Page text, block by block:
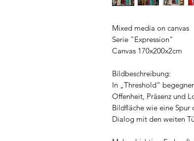
Mixed media on canvas
Serie "Expression"
Canvas 170x200x2cm
Bildbeschreibung:
In „Threshold“
Offenheit, Präsenz und
Bildfläche wie eine Spur
Dialog mit den weiten